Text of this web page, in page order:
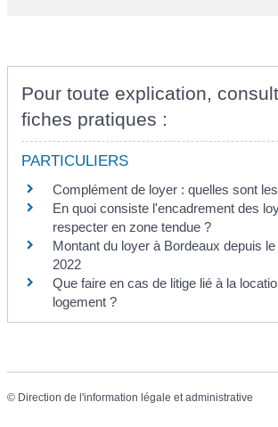
Pour toute explication,
fiches pratiques :
PARTICULIERS
Complément de loyer : quelles sont
En quoi consiste l'encadrement des
respecter en zone tendue ?
Montant du loyer à Bordeaux depuis le
2022
Que faire en cas de litige lié à la
logement ?
© Direction de l'information légale et administrative